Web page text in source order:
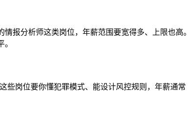
报分析师这类岗位，年薪范围要宽得多、上限也高。
些岗位要你懂犯罪模式、能设计风控规则，年薪通常